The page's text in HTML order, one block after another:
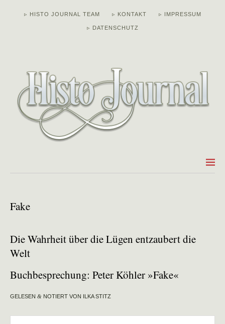
▹ HISTO JOURNAL TEAM ▹ KONTAKT ▹ IMPRESSUM
▹ DATENSCHUTZ
Fake
Die Wahrheit über die Lügen entzaubert die
Welt
Buchbesprechung: Peter Köhler »Fake«
GELESEN & NOTIERT VON ILKA STITZ